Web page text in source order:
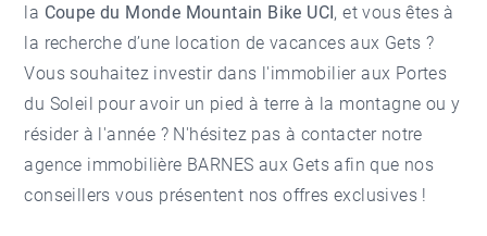
la Coupe du Monde Mountain Bike UCI, et vous êtes à
la recherche d’une location de vacances aux Gets ?
Vous souhaitez investir dans l'immobilier aux Portes
du Soleil pour avoir un pied à terre à la montagne ou y
résider à l'année ? N'hésitez pas à contacter notre
agence immobilière BARNES aux Gets afin que nos
conseillers vous présentent nos offres exclusives !